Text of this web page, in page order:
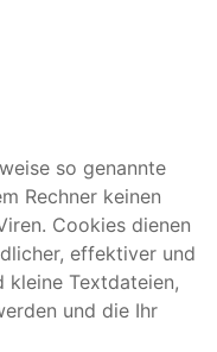
so genannte
Rechner keinen
Cookies dienen
effektiver und
kleine Textdateien,
und die Ihr